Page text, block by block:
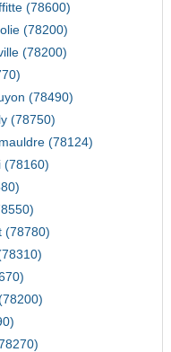
(78600)
(78200)
(78200)
(78490)
(78750)
(78124)
(78160)
(78780)